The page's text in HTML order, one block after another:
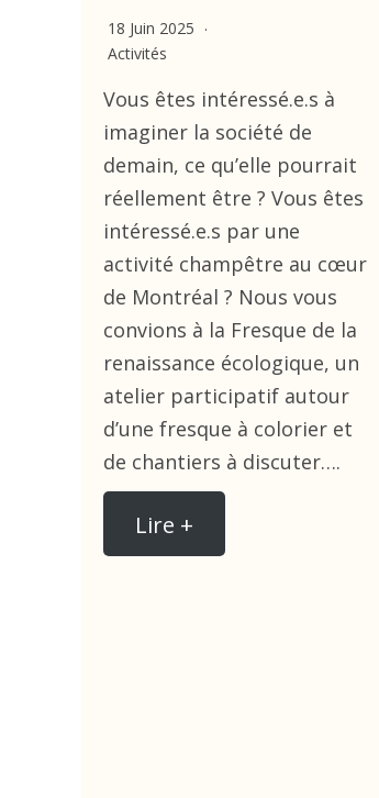
18 Juin 2025
Activités
Vous êtes intéressé.e.s à
imaginer la société de
demain, ce qu’elle pourrait
réellement être ? Vous êtes
intéressé.e.s par une
activité champêtre au cœur
de Montréal ? Nous vous
convions à la Fresque de la
renaissance écologique, un
atelier participatif autour
d’une fresque à colorier et
de chantiers à discuter….
Lire +